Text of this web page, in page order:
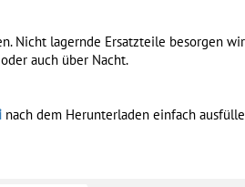
Nicht lagernde Ersatzteile besorgen
auch über Nacht.
nach dem Herunterladen einfach